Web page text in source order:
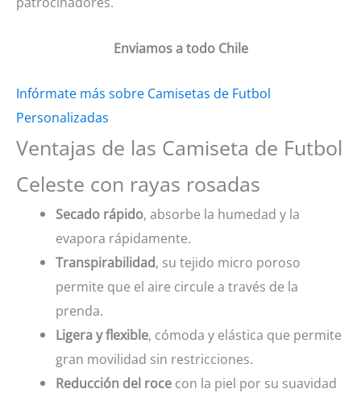
Enviamos a todo Chile
Infórmate más sobre Camisetas de Futbol
Personalizadas
Ventajas de las Camiseta de Futbol
Celeste con rayas rosadas
Secado rápido, absorbe la humedad y la
evapora rápidamente.
Transpirabilidad, su tejido micro poroso
permite que el aire circule a través de la
prenda.
Ligera y flexible, cómoda y elástica que permite
gran movilidad sin restricciones.
Reducción del roce con la piel por su suavidad